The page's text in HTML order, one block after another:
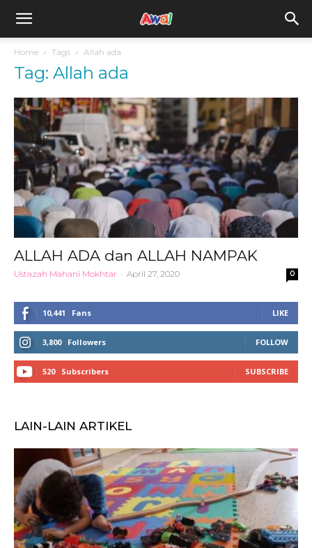
awal.my
Home Tags Allah ada
Tag: Allah ada
ALLAH ADA dan ALLAH NAMPAK
Ustazah Mahani Mokhtar - April 27, 2020 0
10,441 Fans LIKE
3,800 Followers FOLLOW
520 Subscribers SUBSCRIBE
LAIN-LAIN ARTIKEL